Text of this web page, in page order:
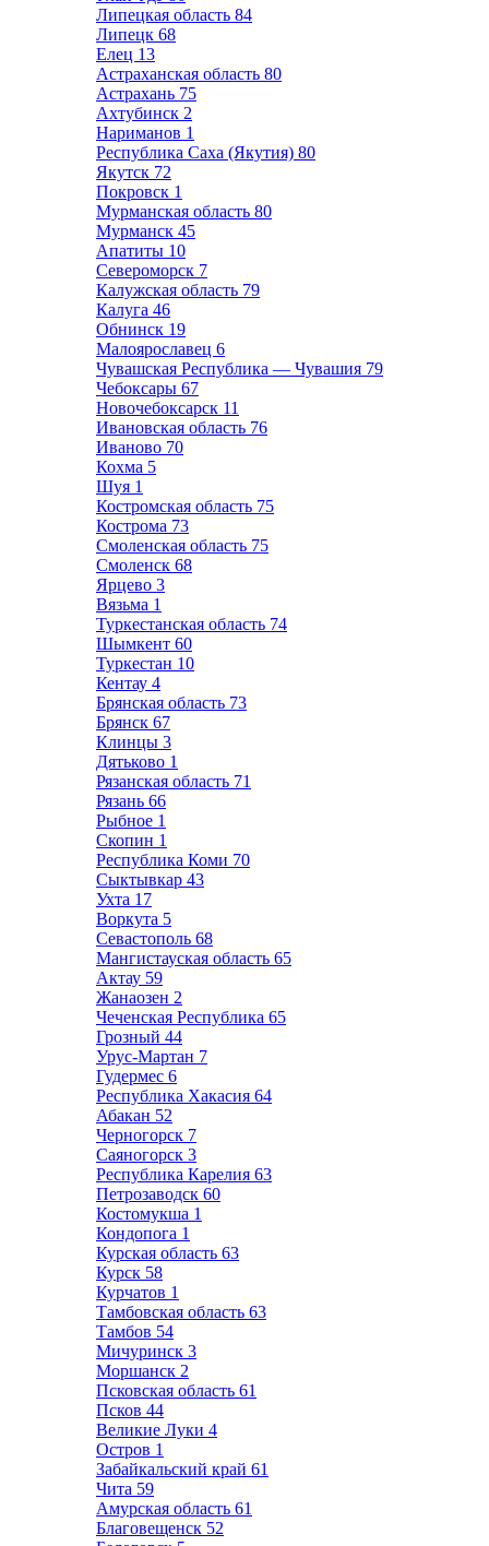
Липецкая область 84
Липецк 68
Елец 13
Астраханская область 80
Астрахань 75
Ахтубинск 2
Нариманов 1
Республика Саха (Якутия) 80
Якутск 72
Покровск 1
Мурманская область 80
Мурманск 45
Апатиты 10
Североморск 7
Калужская область 79
Калуга 46
Обнинск 19
Малоярославец 6
Чувашская Республика — Чувашия 79
Чебоксары 67
Новочебоксарск 11
Ивановская область 76
Иваново 70
Кохма 5
Шуя 1
Костромская область 75
Кострома 73
Смоленская область 75
Смоленск 68
Ярцево 3
Вязьма 1
Туркестанская область 74
Шымкент 60
Туркестан 10
Кентау 4
Брянская область 73
Брянск 67
Клинцы 3
Дятьково 1
Рязанская область 71
Рязань 66
Рыбное 1
Скопин 1
Республика Коми 70
Сыктывкар 43
Ухта 17
Воркута 5
Севастополь 68
Мангистауская область 65
Актау 59
Жанаозен 2
Чеченская Республика 65
Грозный 44
Урус-Мартан 7
Гудермес 6
Республика Хакасия 64
Абакан 52
Черногорск 7
Саяногорск 3
Республика Карелия 63
Петрозаводск 60
Костомукша 1
Кондопога 1
Курская область 63
Курск 58
Курчатов 1
Тамбовская область 63
Тамбов 54
Мичуринск 3
Моршанск 2
Псковская область 61
Псков 44
Великие Луки 4
Остров 1
Забайкальский край 61
Чита 59
Амурская область 61
Благовещенск 52